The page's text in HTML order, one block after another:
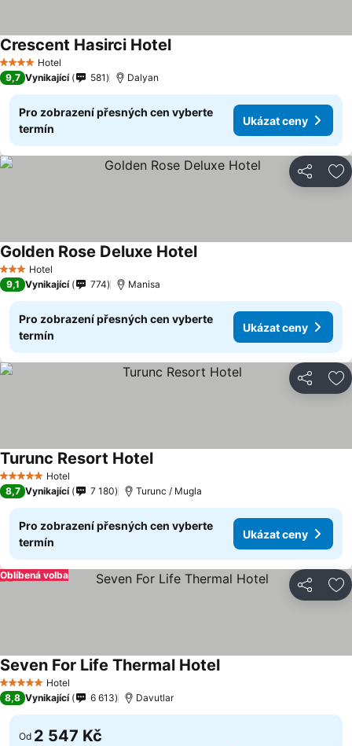
4 Počet hvězdiček
Hotel
Crescent Hasirci Hotel
9,7 Vynikající 581 Dalyan
Pro zobrazení přesných cen vyberte
termín
Ukázat ceny
Sdílet
3 Počet hvězdiček
Hotel
Golden Rose Deluxe Hotel
9,1 Vynikající 774 Manisa
Pro zobrazení přesných cen vyberte
termín
Ukázat ceny
Sdílet
5 Počet hvězdiček
Hotel
Turunc Resort Hotel
8,7 Vynikající 7 180 Turunc / Mugla
Pro zobrazení přesných cen vyberte
termín
Ukázat ceny
Sdílet
Oblíbená volba
5 Počet hvězdiček
Hotel
Seven For Life Thermal Hotel
8,8 Vynikající 6 613 Davutlar
Od 2 547 Kč